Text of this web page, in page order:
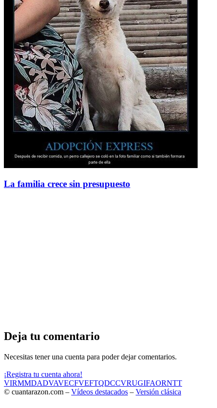
La familia crece sin presupuesto
Deja tu comentario
Necesitas tener una cuenta para poder dejar comentarios.
¡Registra tu cuenta ahora!
VIRMMDADVAVECFVEFTQDCCVRUGIFAORNTT
© cuantarazon.com – Vídeos destacados – Versión clásica